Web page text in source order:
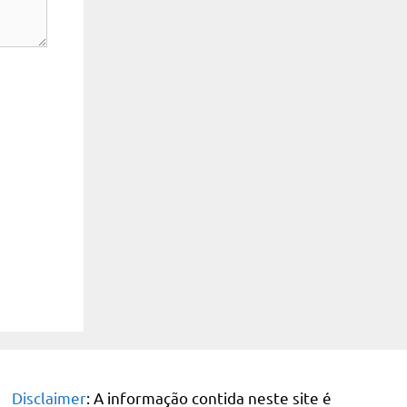
Disclaimer: A informação contida neste site é